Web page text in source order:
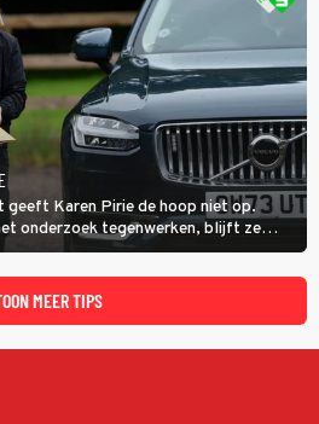
geeft Karen Pirie de hoop niet op.
onderzoek tegenwerken, blijft ze
slotaflevering van Karen Pirie leidt het
naar Malta.
MEER TIPS